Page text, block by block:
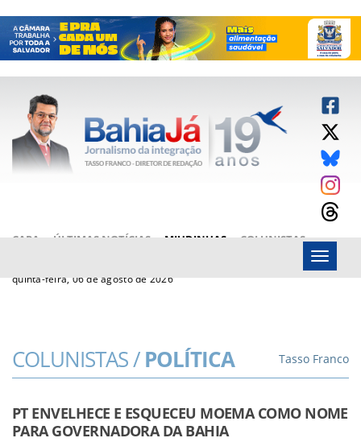
CAPA ÚLTIMAS NOTÍCIAS MIUDINHAS
COLUNISTAS
quinta-feira, 06 de agosto de 2026
Menu
COLUNISTAS /POLÍTICA Tasso Franco
PT ENVELHECE E ESQUECEU MOEMA COMO NOME
PARA GOVERNADORA DA BAHIA